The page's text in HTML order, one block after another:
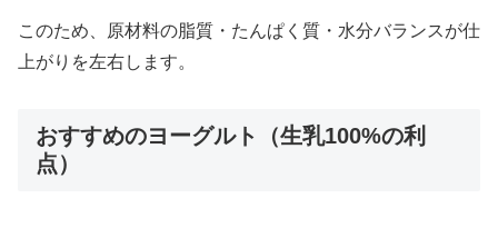
このため、原材料の脂質・たんぱく質・水分バランスが仕
上がりを左右します。
おすすめのヨーグルト（生乳100%の利
点）